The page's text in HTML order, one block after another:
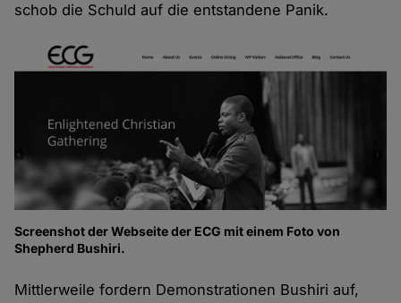
schob die Schuld auf die entstandene Panik.
Screenshot der Webseite der ECG mit einem Foto von
Shepherd Bushiri.
Mittlerweile fordern Demonstrationen Bushiri auf,